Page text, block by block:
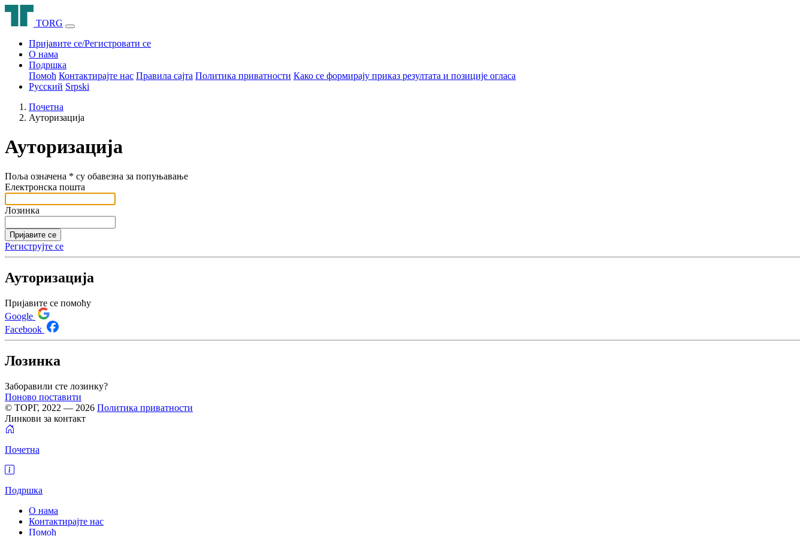
TORG
Пријавите се/Регистровати се
О нама
Подршка
Помоћ Контактирајте нас Правила сајта Политика приватности Како се формирају приказ резултата и позиције огласа
Русский Srpski
Почетна
Ауторизација
Ауторизација
Поља означена * су обавезна за попуњавање
Електронска пошта
Лозинка
Пријавите се
Региструјте се
Ауторизација
Пријавите се помоћу
Google
Facebook
Лозинка
Заборавили сте лозинку?
Поново поставити
© ТОРГ, 2022 — 2026 Политика приватности
Линкови за контакт
Почетна
Подршка
О нама
Контактирајте нас
Помоћ